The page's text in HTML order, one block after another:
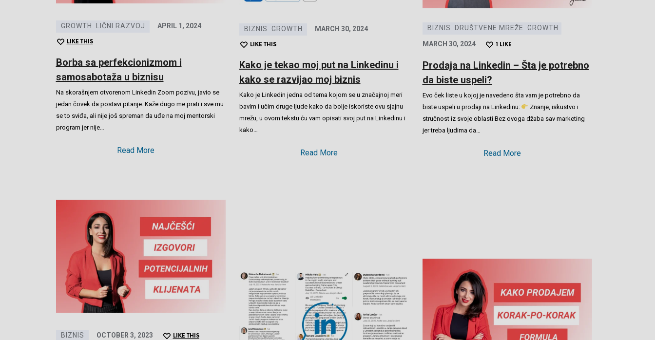
Borba sa perfekcionizmom i
samosabotaža u biznisu
GROWTH LIČNI RAZVOJ APRIL 1, 2024
LIKE THIS
Na skorašnjem otvorenom Linkedin Zoom pozivu, javio se
jedan čovek da postavi pitanje. Kaže dugo me prati i sve mu
se to sviđa, ali nije još spreman da uđe na moj mentorski
program jer nije…
Read More
Prodaja na Linkedin – Šta je potrebno
da biste uspeli?
BIZNIS DRUŠTVENE MREŽE GROWTH
MARCH 30, 2024 1 LIKE
Evo ček liste u kojoj je navedeno šta vam je potrebno da
biste uspeli u prodaji na Linkedinu:
Znanje, iskustvo i
stručnost iz svoje oblasti Bez ovoga džaba sav marketing
jer treba ljudima da…
Read More
Kako je tekao moj put na Linkedinu i
kako se razvijao moj biznis
BIZNIS GROWTH MARCH 30, 2024
LIKE THIS
Kako je Linkedin jedna od tema kojom se u značajnoj meri
bavim i učim druge ljude kako da bolje iskoriste ovu sjajnu
mrežu, u ovom tekstu ću vam opisati svoj put na Linkedinu i
kako…
Read More
BIZNIS OCTOBER 3, 2023 LIKE THIS